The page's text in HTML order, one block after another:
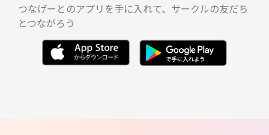
つなげーとのアプリを手に入れて、サークルの友だち
とつながろう